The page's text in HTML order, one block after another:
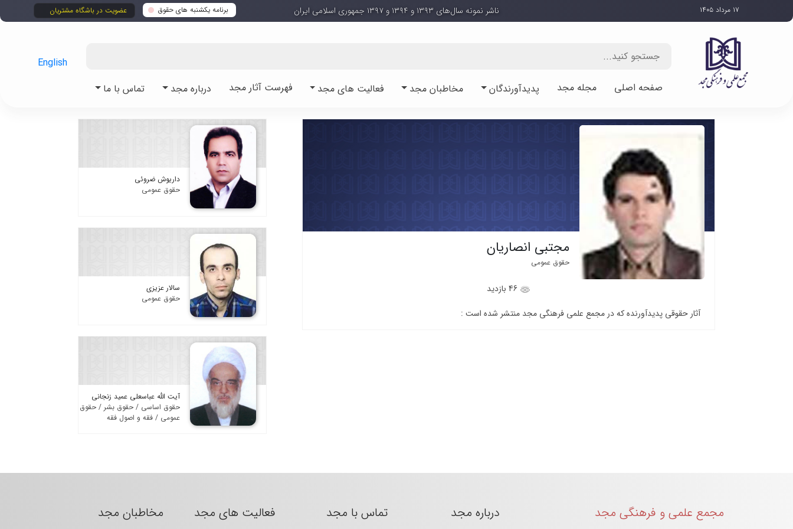
برنامه یکشنبه های حقوق عضویت در باشگاه مشتریان ۱۷ مرداد ۱۴۰۵ ناشر نمونه سال‌های ۱۳۹۳ و ۱۳۹۴ و ۱۳۹۷ جمهوری اسلامی ایران
صفحه اصلی مجله مجد پدیدآورندگان مخاطبان مجد فعالیت های مجد فهرست آثار مجد درباره مجد تماس با ما
English
مجتبی انصاریان
حقوق عمومی
آثار حقوقی پدیدآورنده که در مجمع علمی فرهنگی مجد منتشر شده است :
داریوش ضروئی
حقوق عمومی
سالار عزیزی
حقوق عمومی
آیت الله عباسعلی عمید زنجانی
حقوق اساسی / حقوق بشر / حقوق
عمومی / فقه و اصول فقه
مجمع علمی و فرهنگی مجد درباره مجد تماس با مجد فعالیت های مجد مخاطبان مجد